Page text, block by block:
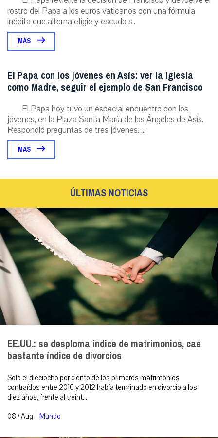
rostro del Papa a los euros vaticanos con una fórmula
inédita que alterna efigie y escudo s...
MÁS
El Papa con los jóvenes en Asís: ver la Iglesia
como Madre, seguir el ejemplo de San Francisco
El Papa hoy tuvo un especial encuentro con los
jóvenes, en la Plaza Santa María de los Ángeles de Asís.
Respondió preguntas de tres jóvenes. ...
MÁS
ÚLTIMAS NOTICIAS
EE.UU.: se desploma índice de matrimonios, cae
bastante índice de divorcios
Solo el dieciocho por ciento de los primeros matrimonios
contraídos entre 2010 y 2012 había terminado en divorcio a los
diez años, frente al treint...
08 / Aug | Mundo